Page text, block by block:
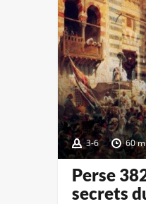
3-6 60
Perse
secrets